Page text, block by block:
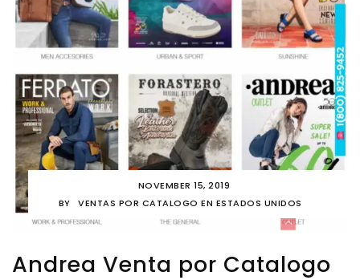
NOVEMBER 15, 2019
BY
VENTAS POR CATALOGO EN ESTADOS UNIDOS
Andrea Venta por Catalogo